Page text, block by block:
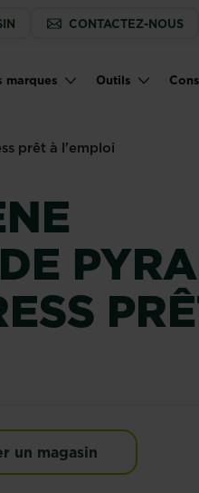
CONTACTEZ-NOUS
marques Outils
prêt à l'emploi
pyrales du buis
un magasin
Acheter